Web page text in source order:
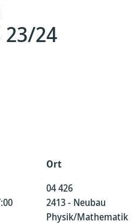
24
Ort
04 426
2413 - Neubau
Physik/Mathematik